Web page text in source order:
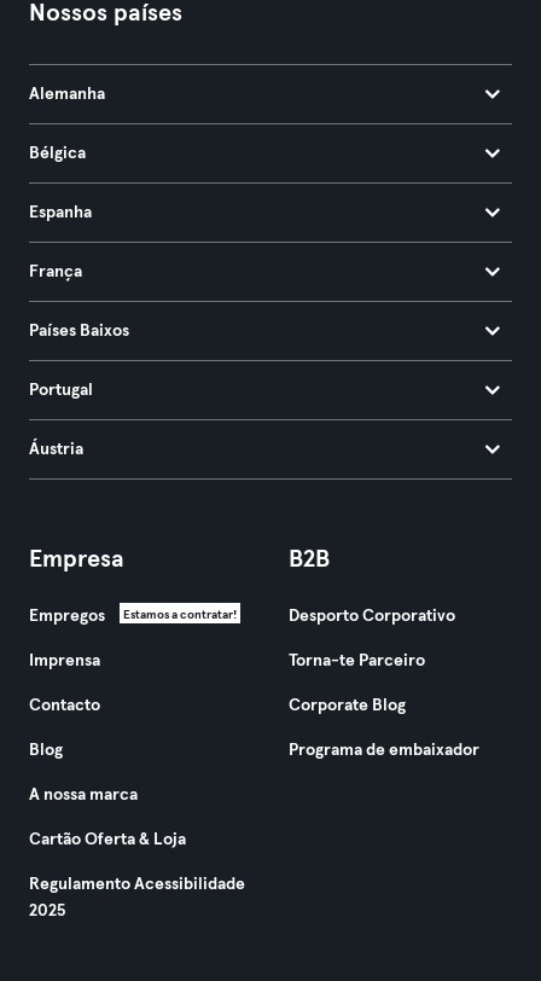
Nossos países
Alemanha
Bélgica
Espanha
França
Países Baixos
Portugal
Áustria
Empresa
Empregos Estamos a contratar!
Imprensa
Contacto
Blog
A nossa marca
Cartão Oferta & Loja
Regulamento Acessibilidade
2025
B2B
Desporto Corporativo
Torna-te Parceiro
Corporate Blog
Programa de embaixador